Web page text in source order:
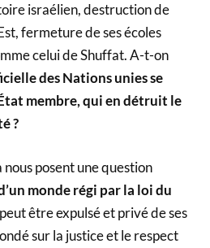
israélien, destruction de
fermeture de ses écoles
celui de Shuffat. A-t-on
des Nations unies se
membre, qui en détruit le
?
posent une question
monde régi par la loi du
être expulsé et privé de ses
sur la justice et le respect